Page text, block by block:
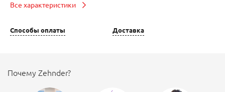
Все характеристики
Способы оплаты Доставка
Почему Zehnder?